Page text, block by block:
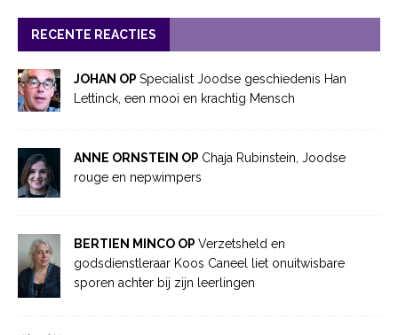
RECENTE REACTIES
JOHAN OP Specialist Joodse geschiedenis Han
Lettinck, een mooi en krachtig Mensch
ANNE ORNSTEIN OP Chaja Rubinstein, Joodse
rouge en nepwimpers
BERTIEN MINCO OP Verzetsheld en
godsdienstleraar Koos Caneel liet onuitwisbare
sporen achter bij zijn leerlingen